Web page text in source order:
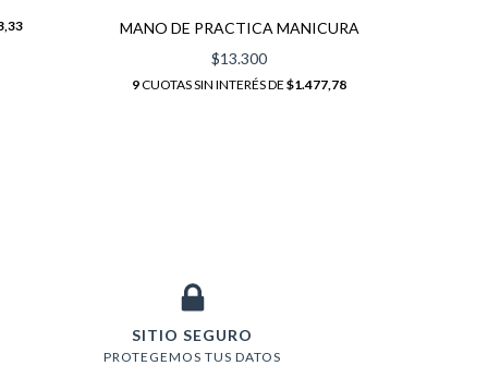
MANO DE PRACTICA MANICURA
$13.300
9CUOTAS SIN INTERÉS DE$1.477,78
SITIO SEGURO
PROTEGEMOS TUS DATOS